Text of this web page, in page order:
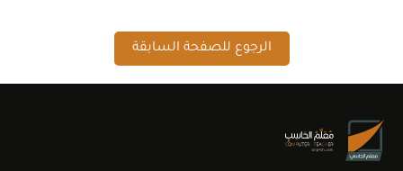
الرجوع للصفحة السابقة